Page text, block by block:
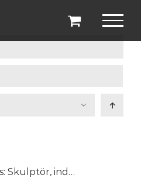
Anna Petrus: Skulptör, industrikonstnär och pionjär